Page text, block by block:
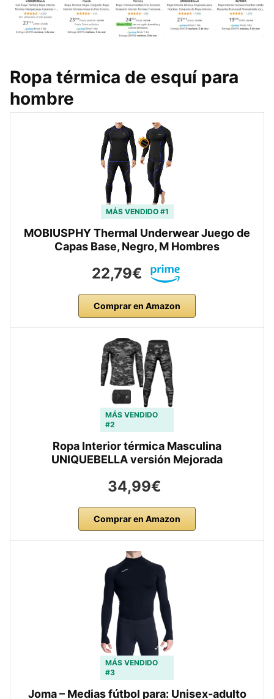
Ropa térmica de esquí para
hombre
MÁS VENDIDO #1
MOBIUSPHY Thermal Underwear Juego de
Capas Base, Negro, M Hombres
22,79€
Comprar en Amazon
MÁS VENDIDO
#2
Ropa Interior térmica Masculina
UNIQUEBELLA versión Mejorada
34,99€
Comprar en Amazon
MÁS VENDIDO
#3
Joma – Medias fútbol para: Unisex-adulto